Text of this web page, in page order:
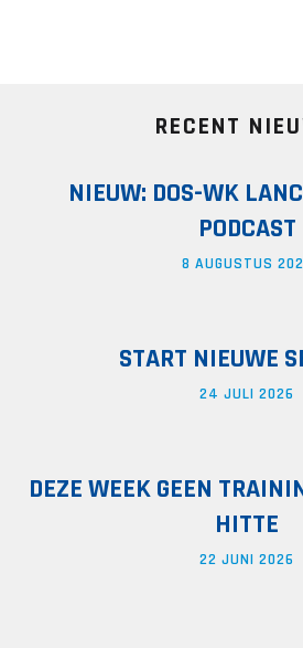
RECENT
NIEUW: DOS-WK
PODCAST
8 AUGUSTUS
START NIEUWE
24 JULI 2026
DEZE WEEK GEEN
HITTE
22 JUNI 2026